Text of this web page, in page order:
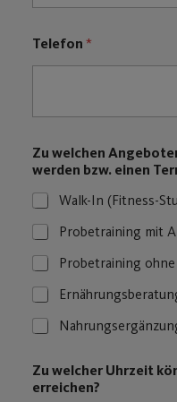
Telefon *
e
l
e
f
o
n
w
e
l
b
z
Zu welchen
werden bzw. einen
Walk-In (Fitness-
Probetraining mit
Probetraining
Zu welcher Uhrzeit
erreichen?